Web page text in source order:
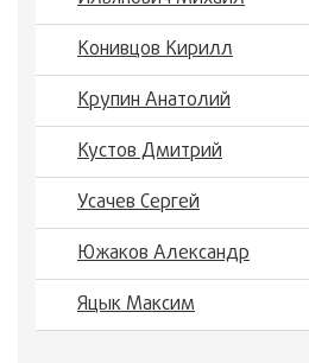
Конивцов Кирилл
Крупин Анатолий
Кустов Дмитрий
Усачев Сергей
Южаков Александр
Яцык Максим